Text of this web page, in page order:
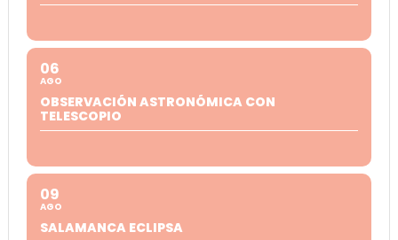
06
AGO
OBSERVACIÓN ASTRONÓMICA CON
TELESCOPIO
09
AGO
SALAMANCA ECLIPSA